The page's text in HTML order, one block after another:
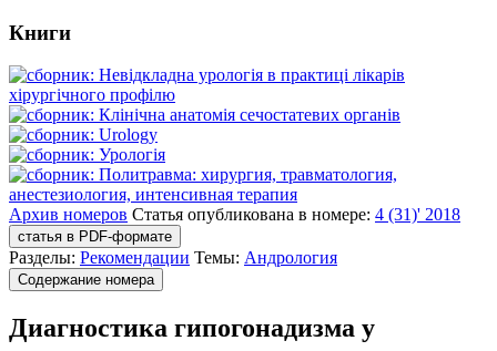
Книги
Архив номеров Статья опубликована в номере: 4 (31)' 2018
статья в PDF-формате
Разделы: Рекомендации Темы: Андрология
Содержание номера
Диагностика гипогонадизма у